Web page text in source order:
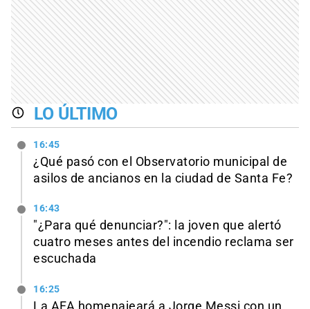
LO ÚLTIMO
16:45
¿Qué pasó con el Observatorio municipal de
asilos de ancianos en la ciudad de Santa Fe?
16:43
"¿Para qué denunciar?": la joven que alertó
cuatro meses antes del incendio reclama ser
escuchada
16:25